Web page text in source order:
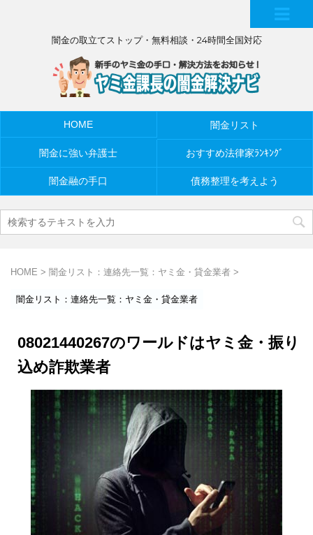
闇金の取立てストップ・無料相談・24時間全国対応
HOME 闇金リスト
闇金に強い弁護士 おすすめ法律家ﾗﾝｷﾝｸﾞ
闇金融の手口 債務整理を考えよう
HOME > 闇金リスト：連絡先一覧：ヤミ金・貸金業者 >
闇金リスト：連絡先一覧：ヤミ金・貸金業者
08021440267のワールドはヤミ金・振り
込め詐欺業者